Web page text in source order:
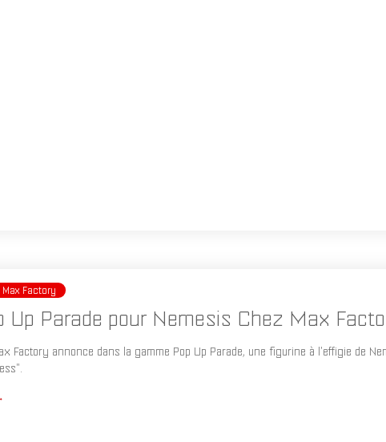
Max Factory
Up Parade pour Nemesis Chez Max
Factory annonce dans la gamme Pop Up Parade, une figurine à l'effigie de